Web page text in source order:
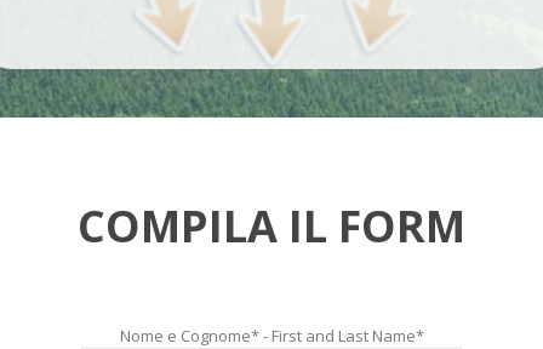
COMPILA IL FORM
Nome e Cognome* - First and Last Name*